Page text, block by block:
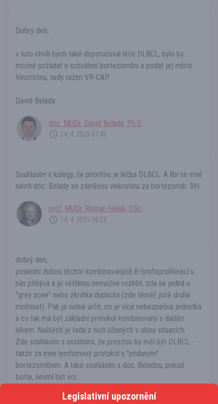
Dobrý den,
v tuto chvíli bych také doporučoval léčit DLBCL, bylo by
možné požádat o schválení bortezomibu a podat jej místo
Vincristinu, tedy režim VR-CAP.
David Belada
doc. MUDr. David Belada, Ph.D.
14. 4. 2025 07:49
Souhlasím s kolegy, že prioritou je léčba DLBCL. A líbí se mně
návrh doc. Belady se záměnou vinkristinu za bortezomib. RH
prof. MUDr. Roman Hájek, CSc.
14. 4. 2025 08:23
dobrý den,
poslední dobou těchto kombinovaných B-lymfoproliferací u
nás přibývá a je většinou nemožné rozlišit, zda se jedná o
"grey zone" nebo zkrátka duplicita (zde téměř jistě druhá
možnost). Pak je nutné určit, co je více nebezpečná jednotka
a co tak má být základní protokol kombinovaný s dalším
lékem. Naštěstí je řada z nich účinných v obou situacích.
Zde souhlasím s ostatními, že prioritou by měl být DLBCL -
takže za mne lymfomový protokol s "přidaným"
bortezomibem. A také souhlasím s doc. Beladou, pokud
borte, nesmí být vcr.
prof. MUDr. Ivan Špička, CSc.
Legislativní upozornění